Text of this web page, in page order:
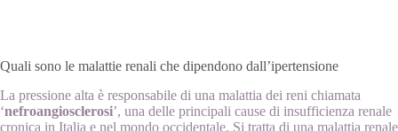
Quali sono le malattie renali che dipendono dall’ipertensione
La pressione alta è responsabile di una malattia dei reni chiamata
‘nefroangiosclerosi’, una delle principali cause di insufficienza renale
cronica in Italia e nel mondo occidentale. Si tratta di una malattia renale